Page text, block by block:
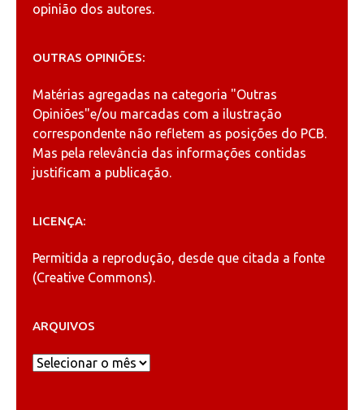
opinião dos autores.
OUTRAS OPINIÕES:
Matérias agregadas na categoria "Outras
Opiniões"e/ou marcadas com a ilustração
correspondente não refletem as posições do PCB.
Mas pela relevância das informações contidas
justificam a publicação.
LICENÇA:
Permitida a reprodução, desde que citada a fonte
(Creative Commons).
ARQUIVOS
Arquivos